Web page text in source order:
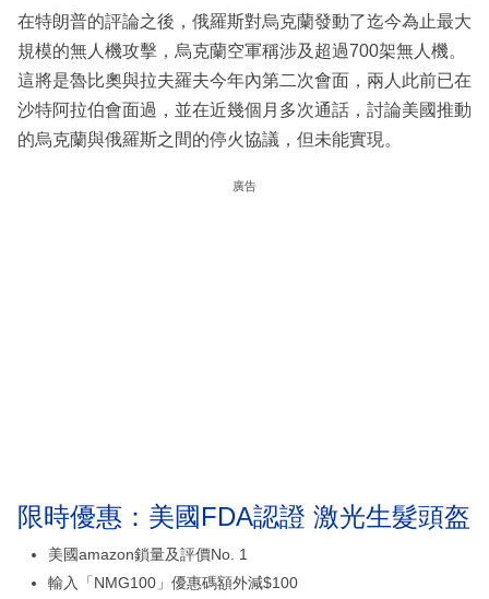
在特朗普的評論之後，俄羅斯對烏克蘭發動了迄今為止最大
規模的無人機攻擊，烏克蘭空軍稱涉及超過700架無人機。
這將是魯比奧與拉夫羅夫今年內第二次會面，兩人此前已在
沙特阿拉伯會面過，並在近幾個月多次通話，討論美國推動
的烏克蘭與俄羅斯之間的停火協議，但未能實現。
廣告
限時優惠：美國FDA認證 激光生髮頭盔
美國amazon鎖量及評價No. 1
輸入「NMG100」優惠碼額外減$100